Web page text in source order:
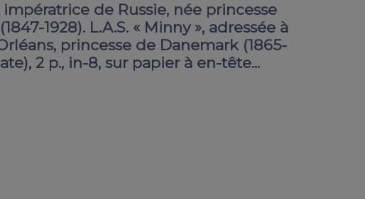
impératrice de Russie, née princesse
1928). L.A.S. « Minny », adressée à
princesse de Danemark (1865-
2 p., in-8, sur papier à en-tête...